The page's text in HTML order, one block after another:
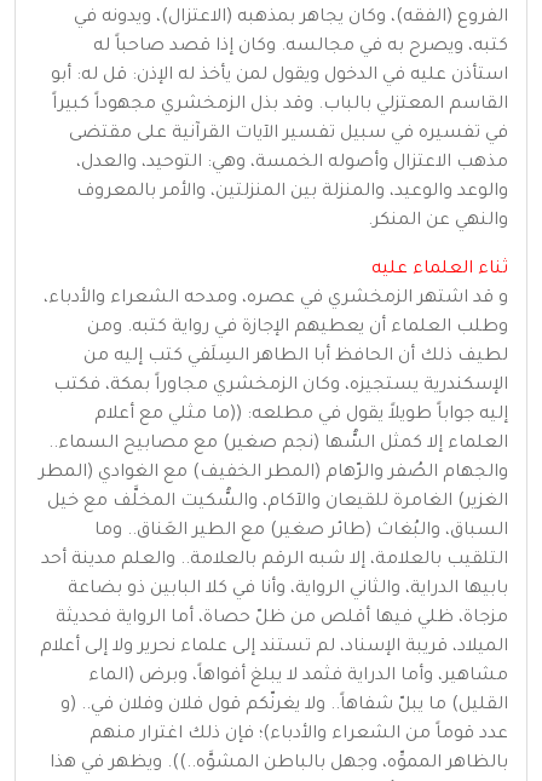
الفروع (الفقه)، وكان يجاهر بمذهبه (الاعتزال)، ويدونه في
كتبه، ويصرح به في مجالسه. وكان إذا قصد صاحباً له
استأذن عليه في الدخول ويقول لمن يأخذ له الإذن: قل له: أبو
القاسم المعتزلي بالباب. وقد بذل الزمخشري مجهوداً كبيراً
في تفسيره في سبيل تفسير الآيات القرآنية على مقتضى
مذهب الاعتزال وأصوله الخمسة، وهي: التوحيد، والعدل،
والوعد والوعيد، والمنزلة بين المنزلتين، والأمر بالمعروف
والنهي عن المنكر.
ثناء العلماء عليه
و قد اشتهر الزمخشري في عصره، ومدحه الشعراء والأدباء،
وطلب العلماء أن يعطيهم الإجازة في رواية كتبه. ومن
لطيف ذلك أن الحافظ أبا الطاهر السِلَفي كتب إليه من
الإسكندرية يستجيزه، وكان الزمخشري مجاوراً بمكة، فكتب
إليه جواباً طويلاً يقول في مطلعه: ((ما مثلي مع أعلام
العلماء إلا كمثل السُّها (نجم صغير) مع مصابيح السماء..
والجهام الصُفر والرّهام (المطر الخفيف) مع الغوادي (المطر
الغزير) الغامرة للقيعان والآكام، والسُّكيت المخلَّف مع خيل
السباق، والبُغاث (طائر صغير) مع الطير العَناق.. وما
التلقيب بالعلامة، إلا شبه الرقم بالعلامة.. والعلم مدينة أحد
بابيها الدراية، والثاني الرواية، وأنا في كلا البابين ذو بضاعة
مزجاة، ظلي فيها أقلص من ظلّ حصاة، أما الرواية فحديثة
الميلاد، قريبة الإسناد، لم تستند إلى علماء نحرير ولا إلى أعلام
مشاهير، وأما الدراية فثمد لا يبلغ أفواهاً، وبرض (الماء
القليل) ما يبلّ شفاهاً.. ولا يغرنّكم قول فلان وفلان في.. (و
عدد قوماً من الشعراء والأدباء)؛ فإن ذلك اغترار منهم
بالظاهر المموِّه، وجهل بالباطن المشوَّه..)). ويظهر في هذا